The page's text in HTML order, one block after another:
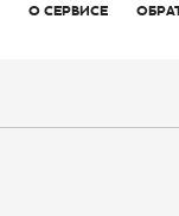
О СЕРВИСЕ